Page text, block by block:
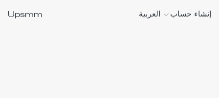
Upsmm العربية إنشاء حساب